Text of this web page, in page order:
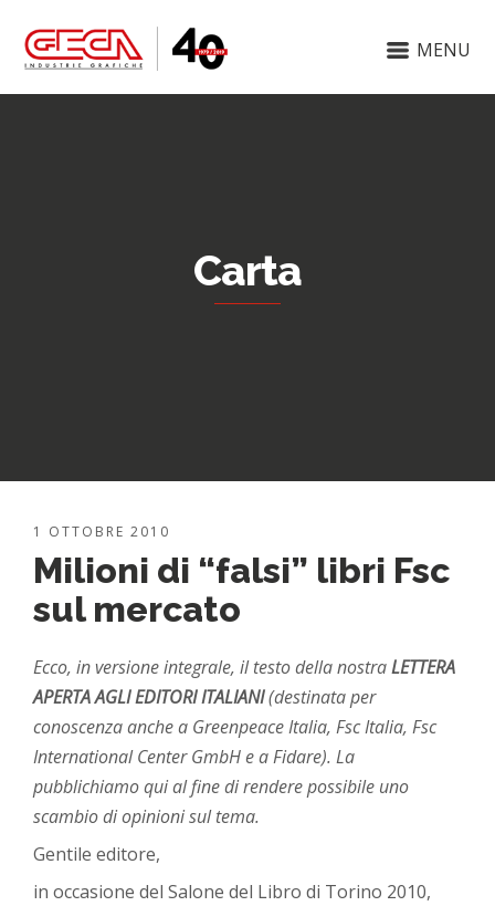
MENU
Carta
1 OTTOBRE 2010
Milioni di “falsi” libri Fsc
sul mercato
Ecco, in versione integrale, il testo della nostraLETTERA
APERTA AGLI EDITORI ITALIANI(destinata per
conoscenza anche a Greenpeace Italia, Fsc Italia, Fsc
International Center GmbH e a Fidare). La
pubblichiamo qui al fine di rendere possibile uno
scambio di opinioni sul tema.
Gentile editore,
in occasione del Salone del Libro di Torino 2010,